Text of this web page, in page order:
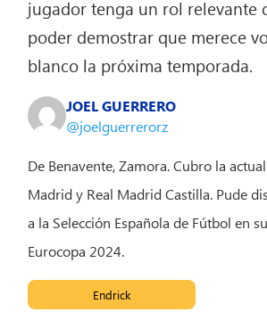
jugador tenga un rol relevante
poder demostrar que merece
blanco la próxima temporada.
JOEL GUERRERO
@joelguerrerorz
De Benavente, Zamora. Cubro la
Madrid y Real Madrid Castilla. Pude
a la Selección Española de Fútbol en
Eurocopa 2024.
Endrick